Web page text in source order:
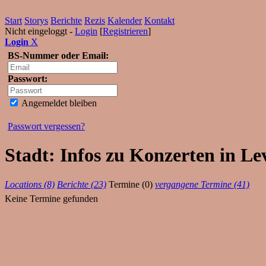
Start Storys Berichte Rezis Kalender Kontakt
Nicht eingeloggt - Login [Registrieren]
Login X
BS-Nummer oder Email:
Passwort:
Angemeldet bleiben
Passwort vergessen?
Stadt: Infos zu Konzerten in
Locations (8) Berichte (23) Termine (0) vergangene Termine (41)
Keine Termine gefunden